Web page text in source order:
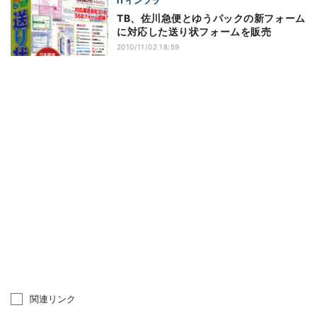
TB、佐川急便とゆうパックの新フォーム
に対応した送り状フォームを販売
2010/11/02 18:59
関連リンク